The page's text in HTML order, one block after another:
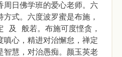
周日佛学班的爱心老师。六
式。六度波罗蜜是布施，
及 般若。布施可度悭贪，
嗔心，精进对治懈怠，禅定
智慧，对治愚痴。颜玉英老